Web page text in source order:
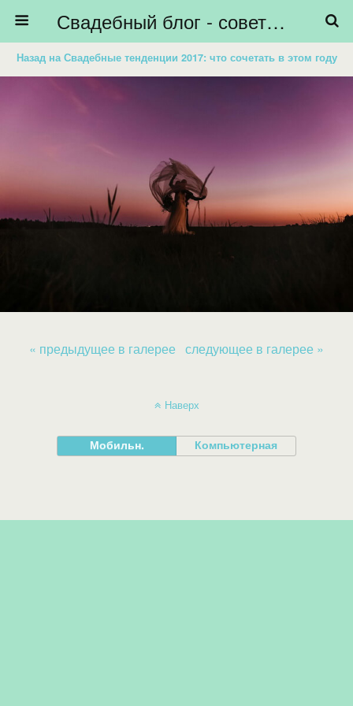
Свадебный блог - советы невестам, подготовка к свадьбе - HiBride
Назад на Свадебные тенденции 2017: что сочетать в этом году
« предыдущее в галерее следующее в галерее »
Наверх
Мобильн. Компьютерная